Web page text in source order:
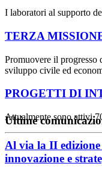
I laboratori al supporto
TERZA
Promuovere il progresso
sviluppo civile ed
PROGETTI DI
Attualmente sono attivi
Ultime
Al via la II
innovazione e